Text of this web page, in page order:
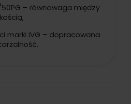
– równowaga między
marki IVG – dopracowana